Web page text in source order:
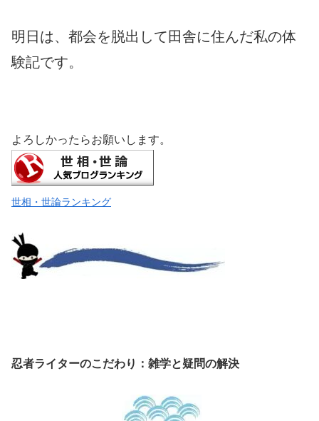
明日は、都会を脱出して田舎に住んだ私の体
験記です。
よろしかったらお願いします。
世相・世論ランキング
忍者ライターのこだわり：雑学と疑問の解決